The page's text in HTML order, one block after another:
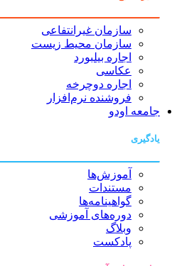
سازمان غیرانتفاعی
سازمان محیط زیست
اجاره بیلبورد
عکاسی
اجاره دوچرخه
فروشنده نرم‌افزار
جامعه اودو
یادگیری
آموزش‌ها
مستندات
گواهینامه‌ها
دوره‌های آموزشی
وبلاگ
پادکست